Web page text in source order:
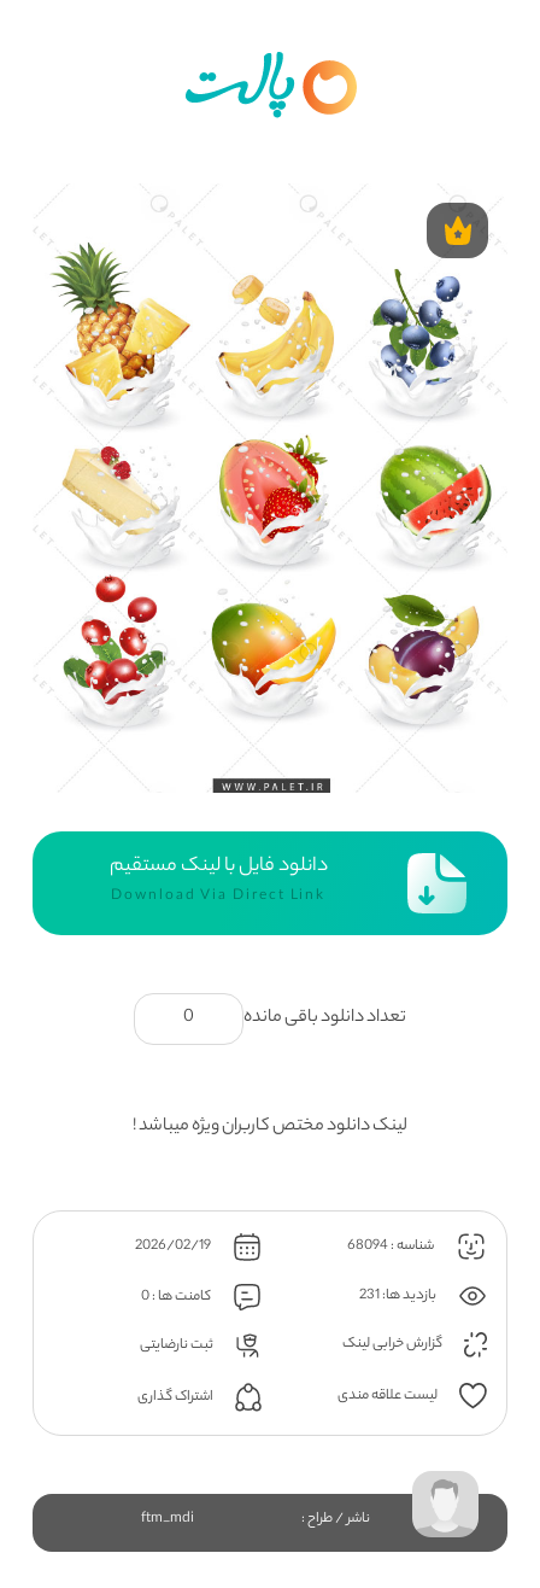
دانلود فایل با لینک مستقیم
Download Via Direct Link
تعداد دانلود باقی مانده 0
لینک دانلود مختص کاربران ویژه میباشد !
شناسه : 68094 2026/02/19
بازدید ها: 231
کامنت ها : 0
گزارش خرابی لینک
ثبت نارضایتی
لیست علاقه مندی اشتراک گذاری
ناشر / طراح : ftm_mdi